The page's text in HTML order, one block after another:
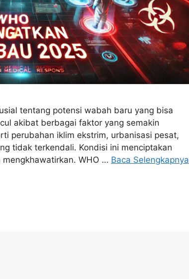
tentang potensi wabah baru yang bisa
akibat berbagai faktor yang semakin
perubahan iklim ekstrim, urbanisasi pesat,
tidak terkendali. Kondisi ini menciptakan
WHO … Baca Selengkapnya